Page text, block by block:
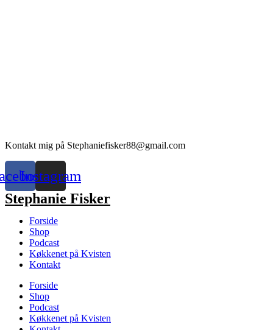
Kontakt mig på Stephaniefisker88@gmail.com
Instagram
Stephanie Fisker
Forside
Shop
Podcast
Køkkenet på Kvisten
Kontakt
Forside
Shop
Podcast
Køkkenet på Kvisten